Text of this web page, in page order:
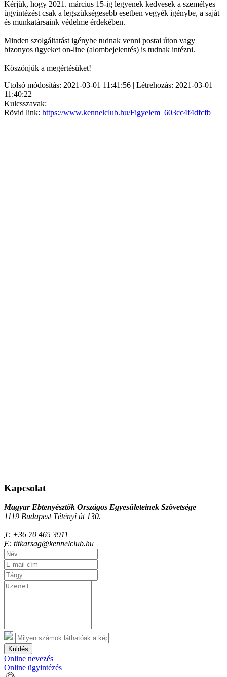
Kérjük, hogy 2021. március 15-ig legyenek kedvesek a személyes
ügyintézést csak a legszükségesebb esetben vegyék igénybe, a saját
és munkatársaink védelme érdekében.
Minden szolgáltatást igénybe tudnak venni postai úton vagy
bizonyos ügyeket on-line (alombejelentés) is tudnak intézni.
Köszönjük a megértésüket!
Utolsó módosítás: 2021-03-01 11:41:56 | Létrehozás: 2021-03-01
11:40:22
Kulcsszavak:
Rövid link: https://www.kennelclub.hu/Figyelem_603cc4f4dfcfb
Kapcsolat
Magyar Ebtenyésztők Országos Egyesületeinek Szövetsége
1119 Budapest Tétényi út 130.
T: +36 70 465 3911
E: titkarsag@kennelclub.hu
Küldés
Online nevezés
Online ügyintézés